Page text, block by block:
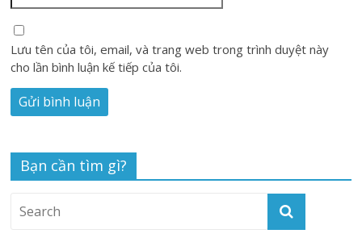
Lưu tên của tôi, email, và trang web trong trình duyệt này
cho lần bình luận kế tiếp của tôi.
Bạn cần tìm gì?